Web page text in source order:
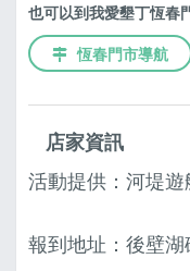
也可以到我愛墾丁恆春
恆春門市導航
店家資訊
活動提供：河堤遊
報到地址：後壁湖